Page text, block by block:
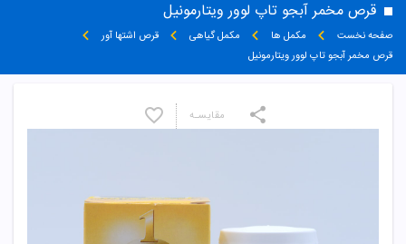
قرص مخمر آبجو تاپ لوور ویتارمونیل
صفحه نخست مکمل ها مکمل گیاهی
قرص اشتها آور
قرص مخمر آبجو تاپ لوور ویتارمونیل
مقایسـه